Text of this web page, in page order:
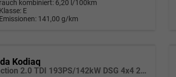
kombiniert: 6,20 l/100km
E
141,00 g/km
Kodiaq
Selection 2.0 TDI 193PS/142kW DSG 4x4 2026